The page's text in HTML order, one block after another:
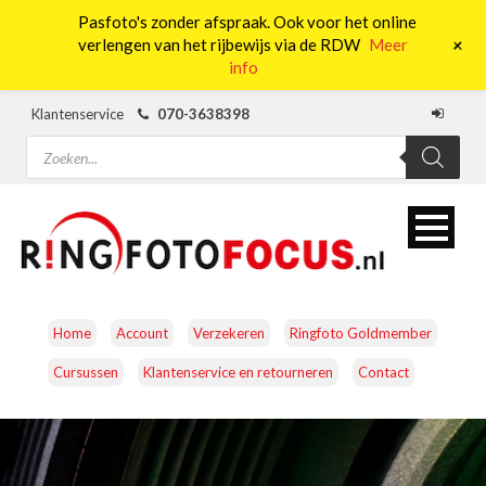
Klantenservice
070-3638398
Producten
zoeken
Home Account Verzekeren Ringfoto Goldmember
Cursussen Klantenservice en retourneren Contact
CAMERA’S OBJECTIEVEN ACCESSOIRES
Pasfoto's zonder afspraak. Ook voor het online
verlengen van het rijbewijs via de RDW Meer
info
+